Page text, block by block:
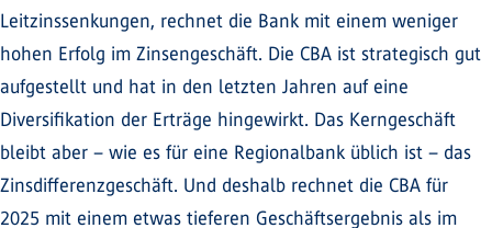
Leitzinssenkungen, rechnet die Bank mit einem weniger
hohen Erfolg im Zinsengeschäft. Die CBA ist strategisch gut
aufgestellt und hat in den letzten Jahren auf eine
Diversifikation der Erträge hingewirkt. Das Kerngeschäft
bleibt aber – wie es für eine Regionalbank üblich ist – das
Zinsdifferenzgeschäft. Und deshalb rechnet die CBA für
2025 mit einem etwas tieferen Geschäftsergebnis als im